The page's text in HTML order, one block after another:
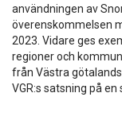
användningen av
överenskommelsen
2023. Vidare ges
regioner och
från Västra
VGR:s satsning på en